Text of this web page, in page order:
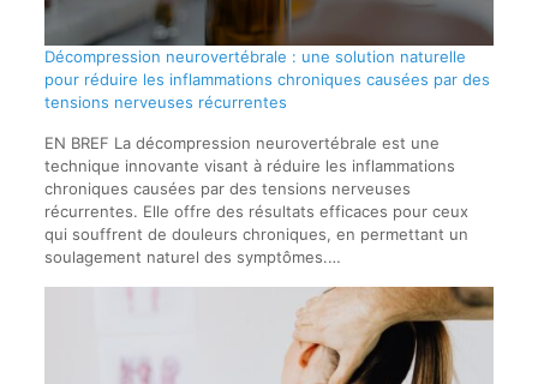
Décompression neurovertébrale : une solution naturelle
pour réduire les inflammations chroniques causées par des
tensions nerveuses récurrentes
EN BREF La décompression neurovertébrale est une
technique innovante visant à réduire les inflammations
chroniques causées par des tensions nerveuses
récurrentes. Elle offre des résultats efficaces pour ceux
qui souffrent de douleurs chroniques, en permettant un
soulagement naturel des symptômes.…